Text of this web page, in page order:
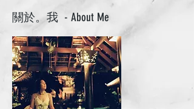
​關於。我 - About Me